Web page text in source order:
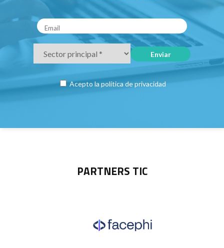
Acepto la política de privacidad
PARTNERS TIC